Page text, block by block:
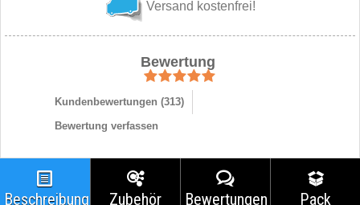
Versand kostenfrei!
Bewertung
Kundenbewertungen (313)
Bewertung verfassen
Beschreibung Zubehör Bewertungen Pack